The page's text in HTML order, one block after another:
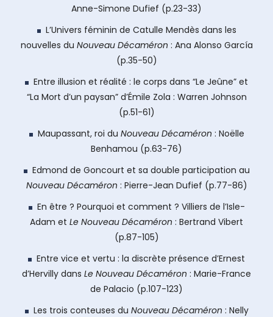
Anne-Simone Dufief (p.23-33)
L’Univers féminin de Catulle Mendès dans les
nouvelles du Nouveau Décaméron : Ana Alonso García
(p.35-50)
Entre illusion et réalité : le corps dans “Le Jeûne” et
“La Mort d’un paysan” d’Émile Zola : Warren Johnson
(p.51-61)
Maupassant, roi du Nouveau Décaméron : Noëlle
Benhamou (p.63-76)
Edmond de Goncourt et sa double participation au
Nouveau Décaméron : Pierre-Jean Dufief (p.77-86)
En être ? Pourquoi et comment ? Villiers de l’Isle-
Adam et Le Nouveau Décaméron : Bertrand Vibert
(p.87-105)
Entre vice et vertu : la discrète présence d’Ernest
d’Hervilly dans Le Nouveau Décaméron : Marie-France
de Palacio (p.107-123)
Les trois conteuses du Nouveau Décaméron : Nelly